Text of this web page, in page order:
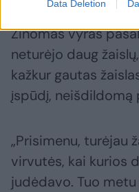
Data Deletion
Žinomas vyras
neturėjo daug
kažkur gautas
įspūdį, neišdildomą
„Prisimenu, turėjau
virvutės, kai kurios
judėdavo. Tuo